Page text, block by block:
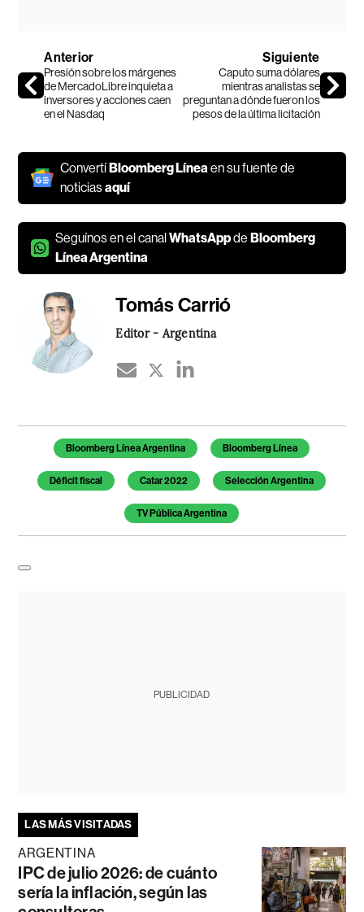
Anterior
Presión sobre los márgenes
de MercadoLibre inquieta a
inversores y acciones caen
en el Nasdaq
Siguiente
Caputo suma dólares
mientras analistas se
preguntan a dónde fueron los
pesos de la última licitación
ConvertíBloomberg Línea en su fuente de
noticiasaquí
Seguínos en el canalWhatsAppdeBloomberg
Línea Argentina
Tomás Carrió
Editor - Argentina
Temas de este artículo
Bloomberg Línea Argentina Bloomberg Línea
Déficit fiscal Catar 2022 Selección Argentina
TV Pública Argentina
PUBLICIDAD
LAS MÁS VISITADAS
ARGENTINA
IPC de julio 2026: de cuánto
sería la inflación, según las